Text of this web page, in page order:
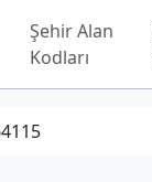
Şehir Alan
Kodları